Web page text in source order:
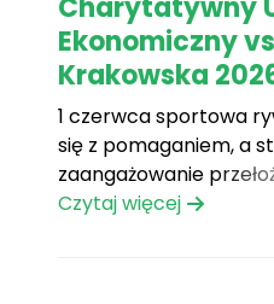
Charytatywny
Ekonomiczny
Krakowska
1 czerwca sportowa
się z pomaganiem, a
zaangażowanie
wsparcie dla
Czytaj więcej